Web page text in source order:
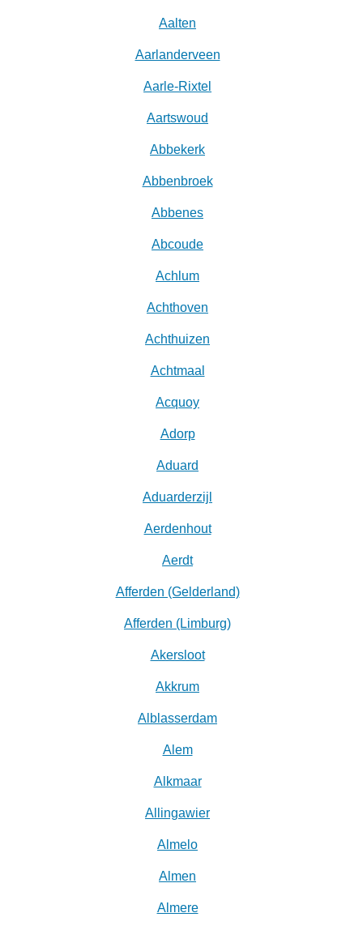
Aalten
Aarlanderveen
Aarle-Rixtel
Aartswoud
Abbekerk
Abbenbroek
Abbenes
Abcoude
Achlum
Achthoven
Achthuizen
Achtmaal
Acquoy
Adorp
Aduard
Aduarderzijl
Aerdenhout
Aerdt
Afferden (Gelderland)
Afferden (Limburg)
Akersloot
Akkrum
Alblasserdam
Alem
Alkmaar
Allingawier
Almelo
Almen
Almere